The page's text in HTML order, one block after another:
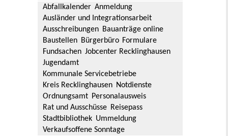
Abfallkalender Anmeldung
Ausländer und Integrationsarbeit
Ausschreibungen Bauanträge online
Baustellen Bürgerbüro Formulare
Fundsachen Jobcenter Recklinghausen
Jugendamt
Kommunale Servicebetriebe
Kreis Recklinghausen Notdienste
Ordnungsamt Personalausweis
Rat und Ausschüsse Reisepass
Stadtbibliothek Ummeldung
Verkaufsoffene Sonntage